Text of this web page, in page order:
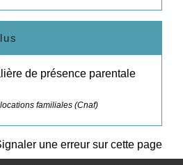
de présence parentale
familiales (Cnaf)
une erreur sur cette page